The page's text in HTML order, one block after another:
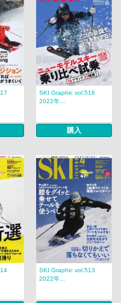
SKI Graphic vol.516
2022年...
購入
SKI Graphic vol.513
2022年...